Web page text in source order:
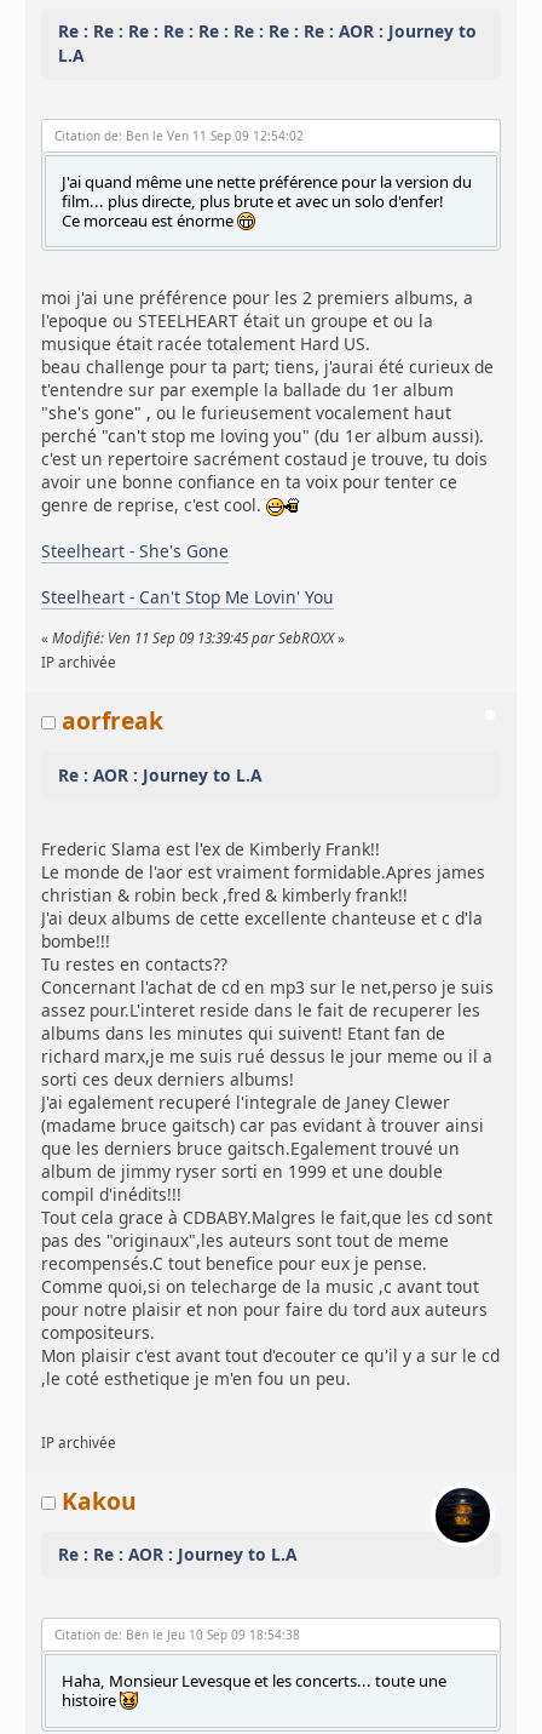
Re : Re : Re : Re : Re : Re : Re : Re : AOR : Journey to
L.A
Citation de: Ben le Ven 11 Sep 09 12:54:02
J'ai quand même une nette préférence pour la version du
film... plus directe, plus brute et avec un solo d'enfer!
Ce morceau est énorme
moi j'ai une préférence pour les 2 premiers albums, a
l'epoque ou STEELHEART était un groupe et ou la
musique était racée totalement Hard US.
beau challenge pour ta part; tiens, j'aurai été curieux de
t'entendre sur par exemple la ballade du 1er album
"she's gone" , ou le furieusement vocalement haut
perché "can't stop me loving you" (du 1er album aussi).
c'est un repertoire sacrément costaud je trouve, tu dois
avoir une bonne confiance en ta voix pour tenter ce
genre de reprise, c'est cool.
Steelheart - She's Gone
Steelheart - Can't Stop Me Lovin' You
«Modifié: Ven 11 Sep 09 13:39:45 par SebROXX»
IP archivée
aorfreak
Re : AOR : Journey to L.A
Frederic Slama est l'ex de Kimberly Frank!!
Le monde de l'aor est vraiment formidable.Apres james
christian & robin beck ,fred & kimberly frank!!
J'ai deux albums de cette excellente chanteuse et c d'la
bombe!!!
Tu restes en contacts??
Concernant l'achat de cd en mp3 sur le net,perso je suis
assez pour.L'interet reside dans le fait de recuperer les
albums dans les minutes qui suivent! Etant fan de
richard marx,je me suis rué dessus le jour meme ou il a
sorti ces deux derniers albums!
J'ai egalement recuperé l'integrale de Janey Clewer
(madame bruce gaitsch) car pas evidant à trouver ainsi
que les derniers bruce gaitsch.Egalement trouvé un
album de jimmy ryser sorti en 1999 et une double
compil d'inédits!!!
Tout cela grace à CDBABY.Malgres le fait,que les cd sont
pas des "originaux",les auteurs sont tout de meme
recompensés.C tout benefice pour eux je pense.
Comme quoi,si on telecharge de la music ,c avant tout
pour notre plaisir et non pour faire du tord aux auteurs
compositeurs.
Mon plaisir c'est avant tout d'ecouter ce qu'il y a sur le cd
,le coté esthetique je m'en fou un peu.
IP archivée
Kakou
Re : Re : AOR : Journey to L.A
Citation de: Ben le Jeu 10 Sep 09 18:54:38
Haha, Monsieur Levesque et les concerts... toute une
histoire